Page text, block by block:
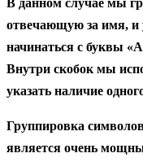
В данном случае мы
отвечающую за имя, и
начинаться с буквы
Внутри скобок мы
указать наличие
Группировка
является очень